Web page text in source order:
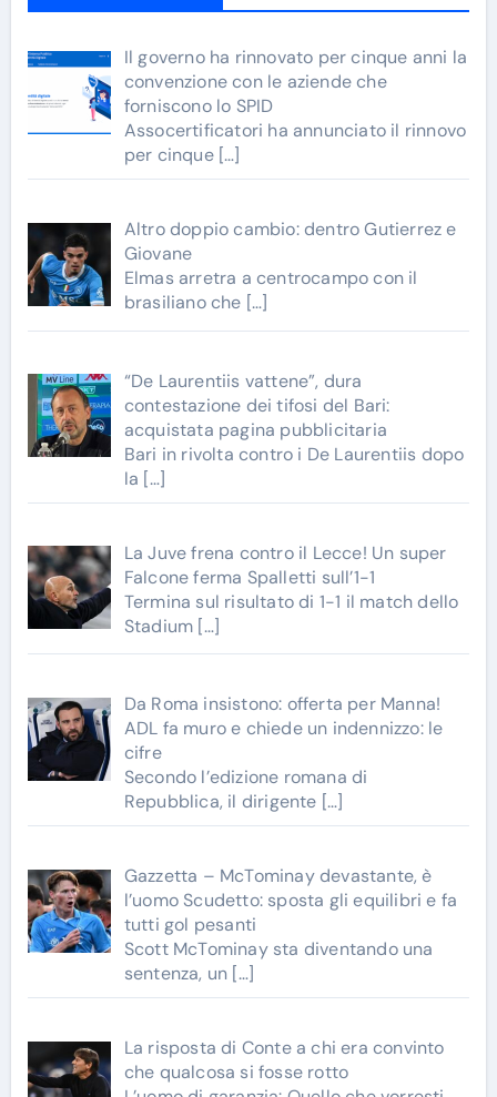
Il governo ha rinnovato per cinque anni la
convenzione con le aziende che
forniscono lo SPID
Assocertificatori ha annunciato il rinnovo
per cinque […]
Altro doppio cambio: dentro Gutierrez e
Giovane
Elmas arretra a centrocampo con il
brasiliano che […]
“De Laurentiis vattene”, dura
contestazione dei tifosi del Bari:
acquistata pagina pubblicitaria
Bari in rivolta contro i De Laurentiis dopo
la […]
La Juve frena contro il Lecce! Un super
Falcone ferma Spalletti sull’1-1
Termina sul risultato di 1-1 il match dello
Stadium […]
Da Roma insistono: offerta per Manna!
ADL fa muro e chiede un indennizzo: le
cifre
Secondo l’edizione romana di
Repubblica, il dirigente […]
Gazzetta – McTominay devastante, è
l’uomo Scudetto: sposta gli equilibri e fa
tutti gol pesanti
Scott McTominay sta diventando una
sentenza, un […]
La risposta di Conte a chi era convinto
che qualcosa si fosse rotto